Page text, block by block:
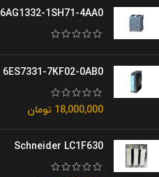
6AG1332-1SH71-4AA0
6ES7331-7KF02-0AB0
18,000,000 تومان
Schneider LC1F630